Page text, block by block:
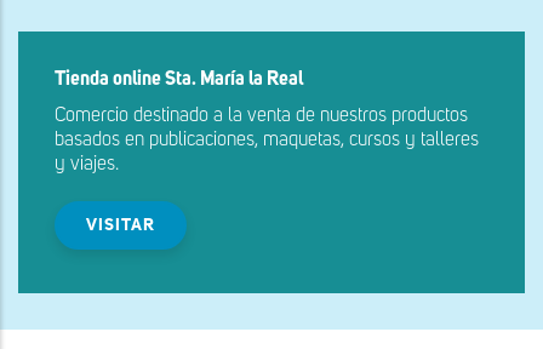
Tienda online Sta. María la Real
Comercio destinado a la venta de nuestros productos
basados en publicaciones, maquetas, cursos y talleres
y viajes.
VISITAR